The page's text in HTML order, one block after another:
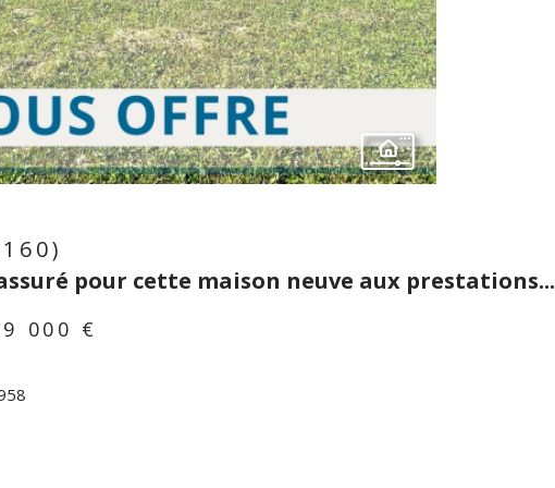
pour cette maison neuve aux prestations...
000 €